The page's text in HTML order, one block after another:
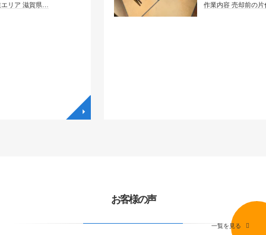
…
作業内容 売却前の片付け …
お客様の声
一覧を見る